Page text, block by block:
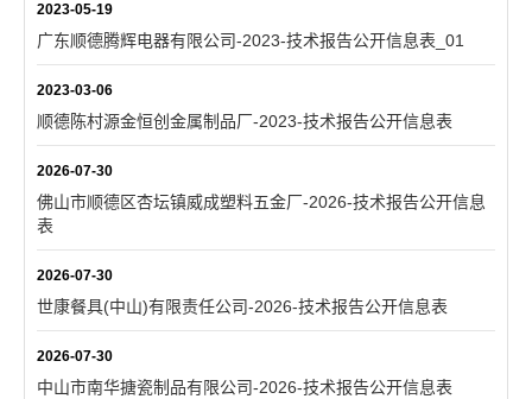
2023-05-19
广东顺德腾辉电器有限公司-2023-技术报告公开信息表_01
2023-03-06
顺德陈村源金恒创金属制品厂-2023-技术报告公开信息表
2026-07-30
佛山市顺德区杏坛镇威成塑料五金厂-2026-技术报告公开信息
表
2026-07-30
世康餐具(中山)有限责任公司-2026-技术报告公开信息表
2026-07-30
中山市南华搪瓷制品有限公司-2026-技术报告公开信息表